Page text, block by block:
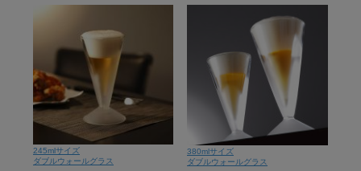
245mlサイズ
ダブルウォールグラス
380mlサイズ
ダブルウォールグラス